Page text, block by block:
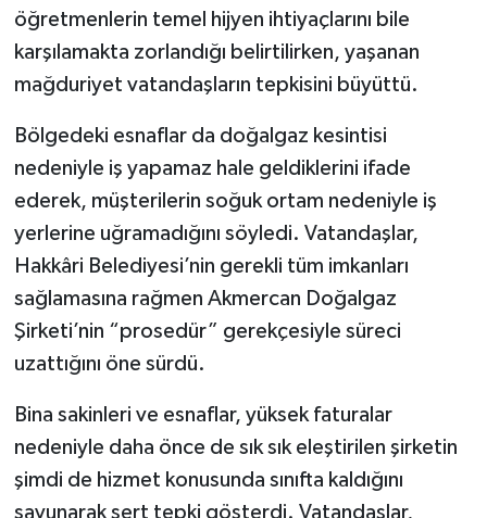
öğretmenlerin temel hijyen ihtiyaçlarını bile
karşılamakta zorlandığı belirtilirken, yaşanan
mağduriyet vatandaşların tepkisini büyüttü.
Bölgedeki esnaflar da doğalgaz kesintisi
nedeniyle iş yapamaz hale geldiklerini ifade
ederek, müşterilerin soğuk ortam nedeniyle iş
yerlerine uğramadığını söyledi. Vatandaşlar,
Hakkâri Belediyesi’nin gerekli tüm imkanları
sağlamasına rağmen Akmercan Doğalgaz
Şirketi’nin “prosedür” gerekçesiyle süreci
uzattığını öne sürdü.
Bina sakinleri ve esnaflar, yüksek faturalar
nedeniyle daha önce de sık sık eleştirilen şirketin
şimdi de hizmet konusunda sınıfta kaldığını
savunarak sert tepki gösterdi. Vatandaşlar,